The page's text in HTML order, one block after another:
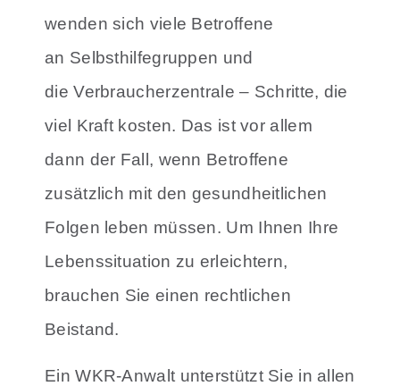
wenden sich viele Betroffene
an Selbsthilfegruppen und
die Verbraucherzentrale – Schritte, die
viel Kraft kosten. Das ist vor allem
dann der Fall, wenn Betroffene
zusätzlich mit den gesundheitlichen
Folgen leben müssen. Um Ihnen Ihre
Lebenssituation zu erleichtern,
brauchen Sie einen rechtlichen
Beistand.
Ein WKR-Anwalt unterstützt Sie in allen